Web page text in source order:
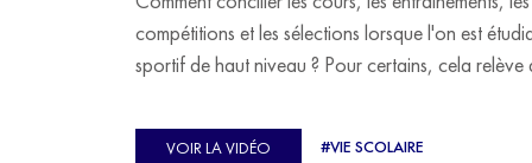
compétitions et les sélections lorsque l'on est
sportif de haut niveau ? Pour certains, cela relève
Ulysse Soriano, vice-champion d'Europe de
VOIR LA VIDÉO #VIE SCOLAIRE